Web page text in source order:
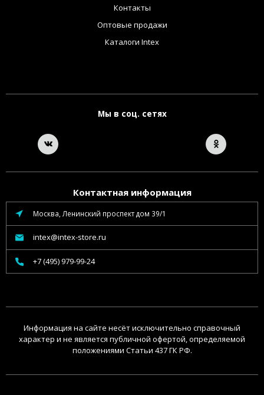
Контакты
Оптовые продажи
Каталоги Intex
Мы в соц. сетях
Контактная информация
Москва, Ленинский проспект дом 39/1
intex@intex-store.ru
+7 (495) 979-99-24
Информация на сайте несёт исключительно справочный
характер и не является публичной офертой, определяемой
положениями Статьи 437 ГК РФ.